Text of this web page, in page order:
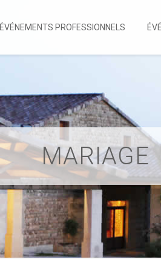
ÉVÉNEMENTS PROFESSIONNELS
MARIAGE